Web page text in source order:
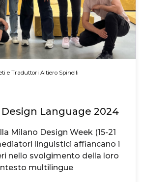
e Traduttori Altiero Spinelli
Language 2024
Milano Design Week (15-21
linguistici affiancano i
nello svolgimento della loro
multilingue